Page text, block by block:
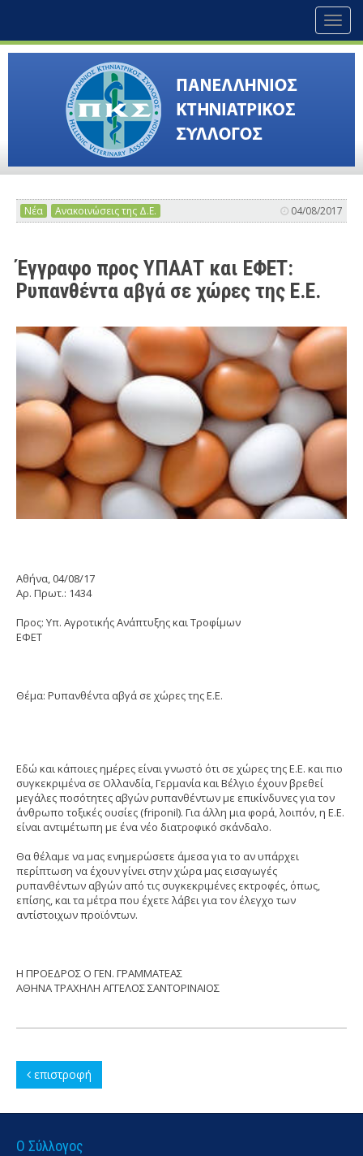
Νέα Ανακοινώσεις της Δ.Ε. 04/08/2017
Έγγραφο προς ΥΠΑΑΤ και ΕΦΕΤ:
Ρυπανθέντα αβγά σε χώρες της Ε.Ε.
Αθήνα, 04/08/17
Αρ. Πρωτ.: 1434
Προς: Υπ. Αγροτικής Ανάπτυξης και Τροφίμων
ΕΦΕΤ
Θέμα: Ρυπανθέντα αβγά σε χώρες της Ε.Ε.
Εδώ και κάποιες ημέρες είναι γνωστό ότι σε χώρες της Ε.Ε. και πιο
συγκεκριμένα σε Ολλανδία, Γερμανία και Βέλγιο έχουν βρεθεί
μεγάλες ποσότητες αβγών ρυπανθέντων με επικίνδυνες για τον
άνθρωπο τοξικές ουσίες (friponil). Για άλλη μια φορά, λοιπόν, η Ε.Ε.
είναι αντιμέτωπη με ένα νέο διατροφικό σκάνδαλο.
Θα θέλαμε να μας ενημερώσετε άμεσα για το αν υπάρχει
περίπτωση να έχουν γίνει στην χώρα μας εισαγωγές
ρυπανθέντων αβγών από τις συγκεκριμένες εκτροφές, όπως,
επίσης, και τα μέτρα που έχετε λάβει για τον έλεγχο των
αντίστοιχων προϊόντων.
Η ΠΡΟΕΔΡΟΣ Ο ΓΕΝ. ΓΡΑΜΜΑΤΕΑΣ
ΑΘΗΝΑ ΤΡΑΧΗΛΗ ΑΓΓΕΛΟΣ ΣΑΝΤΟΡΙΝΑΙΟΣ
επιστροφή
Ο Σύλλογος